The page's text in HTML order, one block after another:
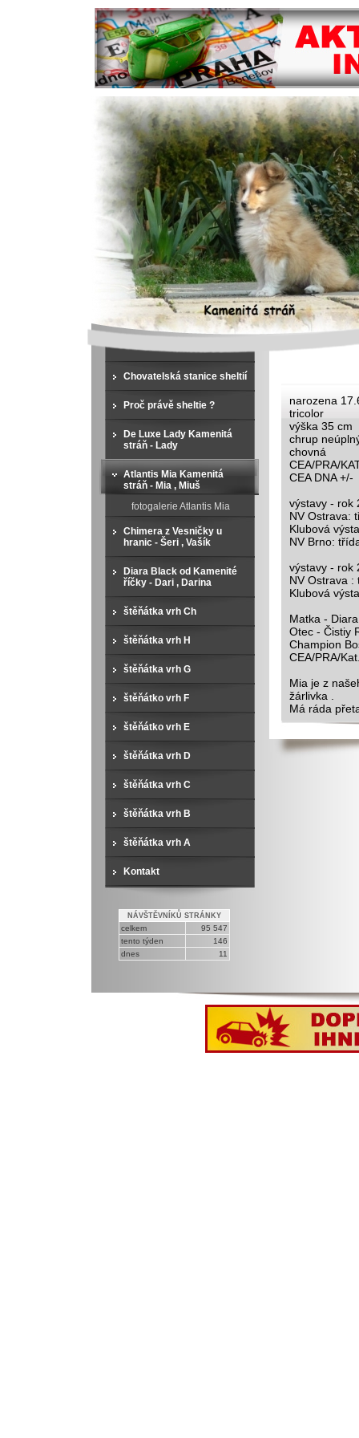
narozena
tricolor
výška 35 cm
chrup
chovná
CEA/PRA/
CEA DNA +/-
výstavy - rok
NV Ostrava:
Klubová
NV Brno:
výstavy - rok
NV Ostrava :
Klubová
Matka -
Otec - Čistiy
Champion
CEA/PRA/
Mia je z
žárlivka .
Má ráda
Chovatelská stanice sheltií
Proč právě sheltie ?
De Luxe Lady Kamenitá
stráň - Lady
Atlantis Mia Kamenitá
stráň - Mia , Miuš
fotogalerie Atlantis Mia
Chimera z Vesničky u
hranic - Šeri , Vašík
Diara Black od Kamenité
říčky - Dari , Darina
štěňátka vrh Ch
štěňátka vrh H
štěňátka vrh G
štěňátko vrh F
štěňátko vrh E
štěňátka vrh D
štěňátka vrh C
štěňátka vrh B
štěňátka vrh A
Kontakt
NÁVŠTĚVNÍKŮ STRÁNKY
celkem
95 547
tento týden
146
dnes
11